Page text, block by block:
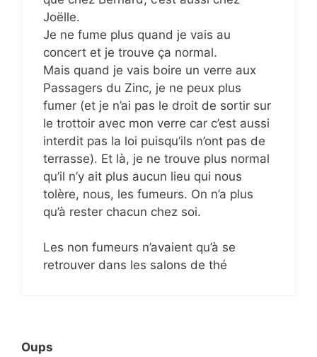
Joëlle.
Je ne fume plus quand je vais au
concert et je trouve ça normal.
Mais quand je vais boire un verre aux
Passagers du Zinc, je ne peux plus
fumer (et je n’ai pas le droit de sortir sur
le trottoir avec mon verre car c’est aussi
interdit pas la loi puisqu’ils n’ont pas de
terrasse). Et là, je ne trouve plus normal
qu’il n’y ait plus aucun lieu qui nous
tolère, nous, les fumeurs. On n’a plus
qu’à rester chacun chez soi.
Les non fumeurs n’avaient qu’à se
retrouver dans les salons de thé
Oups